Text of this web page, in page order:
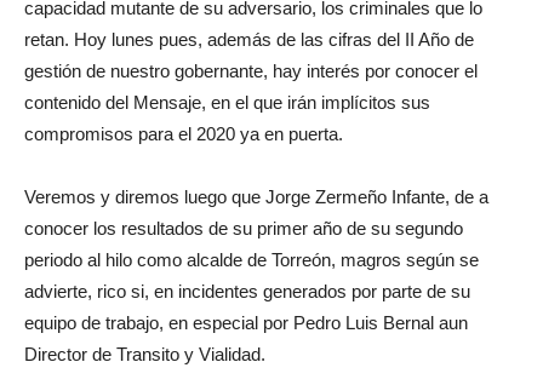
capacidad mutante de su adversario, los criminales que lo
retan. Hoy lunes pues, además de las cifras del II Año de
gestión de nuestro gobernante, hay interés por conocer el
contenido del Mensaje, en el que irán implícitos sus
compromisos para el 2020 ya en puerta.
Veremos y diremos luego que Jorge Zermeño Infante, de a
conocer los resultados de su primer año de su segundo
periodo al hilo como alcalde de Torreón, magros según se
advierte, rico si, en incidentes generados por parte de su
equipo de trabajo, en especial por Pedro Luis Bernal aun
Director de Transito y Vialidad.